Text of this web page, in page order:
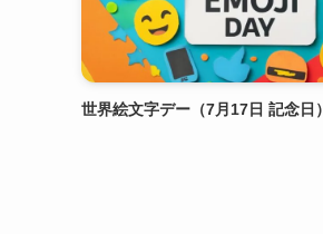
世界絵文字デー（7月17日 記念日）